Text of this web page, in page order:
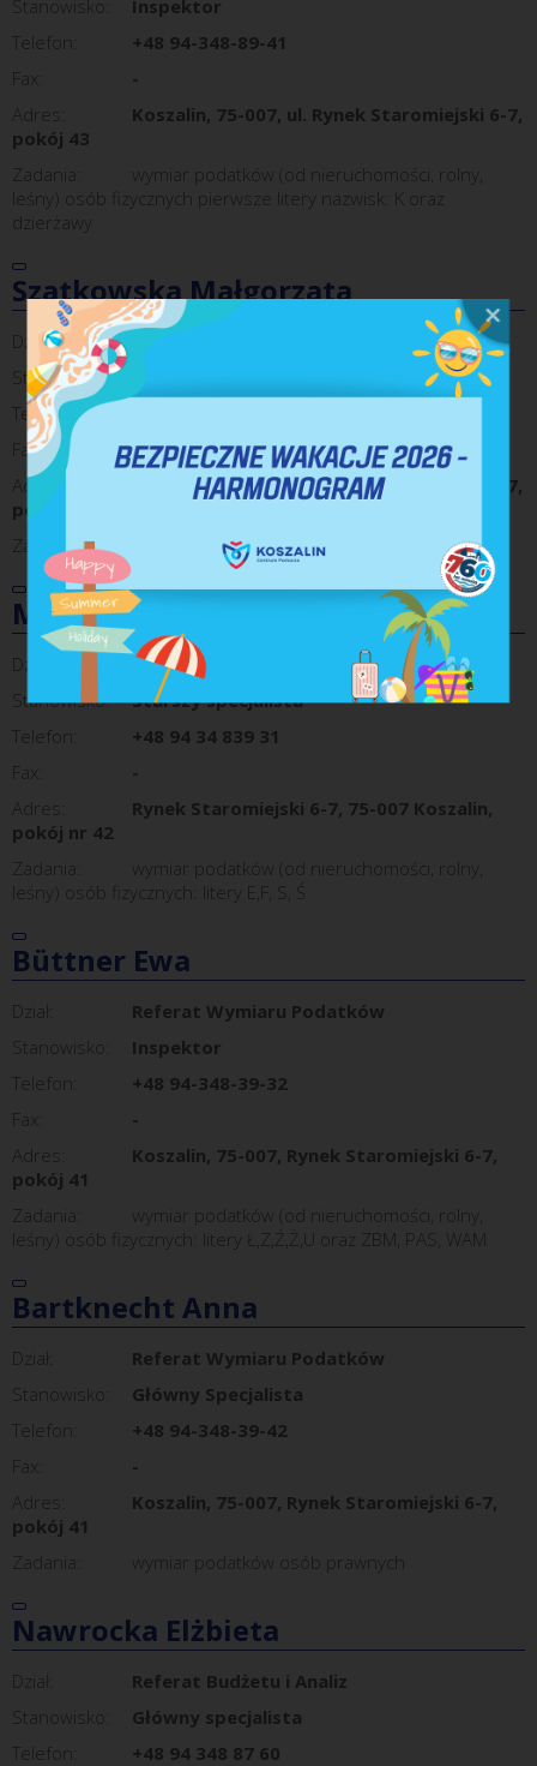
Stanowisko:
Inspektor
Telefon:
+48 94-348-89-41
Fax:
-
Adres:
Koszalin, 75-007, ul. Rynek Staromiejski 6-7,
pokój 43
Zadania:
wymiar podatków (od nieruchomości, rolny,
leśny) osób fizycznych pierwsze litery nazwisk: K oraz
dzierżawy
Szatkowska Małgorzata
Dział:
Referat Wymiaru Podatków
Stanowisko:
Telefon:
Fax:
-
Adres:
Koszalin, 75-007, ul. Rynek Staromiejski 6-7,
pokój 40
Zadania:
wymiar podatków osób prawnych
Mikoluk-Stajek Katarzyna
Dział:
Referat Wymiaru Podatków
Stanowisko:
Starszy specjalista
Telefon:
+48 94 34 839 31
Fax:
-
Adres:
Rynek Staromiejski 6-7, 75-007 Koszalin,
pokój nr 42
Zadania:
wymiar podatków (od nieruchomości, rolny,
leśny) osób fizycznych: litery E,F, S, Ś
Büttner Ewa
Dział:
Referat Wymiaru Podatków
Stanowisko:
Inspektor
Telefon:
+48 94-348-39-32
Fax:
-
Adres:
Koszalin, 75-007, Rynek Staromiejski 6-7,
pokój 41
Zadania:
wymiar podatków (od nieruchomości, rolny,
leśny) osób fizycznych: litery Ł,Z,Ź,Ż,U oraz ZBM, PAS, WAM
Bartknecht Anna
Dział:
Referat Wymiaru Podatków
Stanowisko:
Główny Specjalista
Telefon:
+48 94-348-39-42
Fax:
-
Adres:
Koszalin, 75-007, Rynek Staromiejski 6-7,
pokój 41
Zadania:
wymiar podatków osób prawnych
Nawrocka Elżbieta
Dział:
Referat Budżetu i Analiz
Stanowisko:
Główny specjalista
Telefon:
+48 94 348 87 60